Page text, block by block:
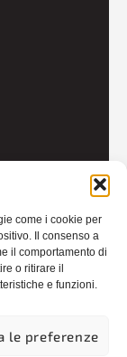
come i cookie per
Il consenso a
il comportamento di
o ritirare il
e funzioni.
le preferenze